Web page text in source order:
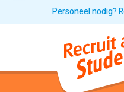
Personeel nodig?